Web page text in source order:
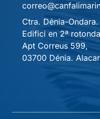
Ctra. Dénia-Ondara.
Edifici en 2ª
Apt Correus 599,
03700 Dénia.